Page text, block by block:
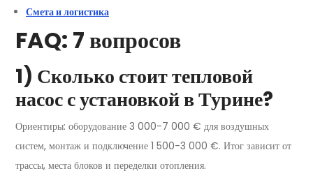
Смета и логистика
FAQ: 7 вопросов
1) Сколько стоит тепловой
насос с установкой в Турине?
Ориентиры: оборудование 3 000-7 000 € для воздушных
систем, монтаж и подключение 1 500-3 000 €. Итог зависит от
трассы, места блоков и переделки отопления.